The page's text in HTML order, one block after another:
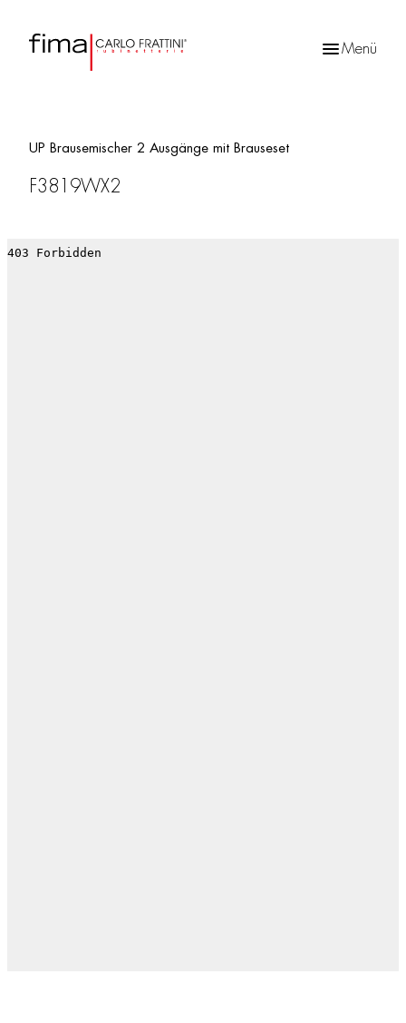
Menü
UP Brausemischer 2 Ausgänge mit Brauseset
F3819WX2